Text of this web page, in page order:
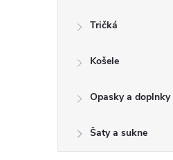
Tričká
Košele
Opasky a doplnky
Šaty a sukne